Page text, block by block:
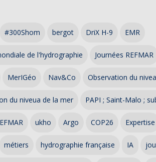
#300Shom bergot DriX H-9 EMR
de l'hydrographie Journées REFMAR
MerIGéo Nav&Co Observation du
du niveua de la mer PAPI ; Saint-Malo ;
ukho Argo COP26 Expertise
métiers hydrographie française IA